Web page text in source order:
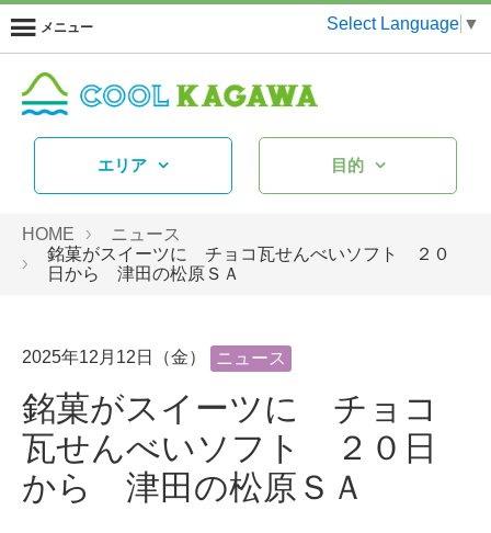
メニュー Select Language ▼
エリア 目的
HOME
ニュース
銘菓がスイーツに チョコ瓦せんべいソフト ２０
日から 津田の松原ＳＡ
2025年12月12日（金） ニュース
銘菓がスイーツに チョコ
瓦せんべいソフト ２０日
から 津田の松原ＳＡ